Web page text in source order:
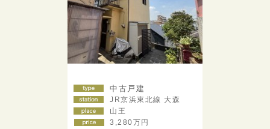
中古戸建
JR京浜東北線 大森
山王
3,280万円